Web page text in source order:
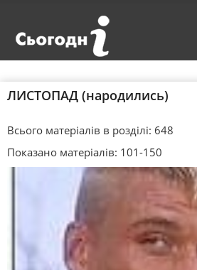
ЛИСТОПАД (народились)
Всього матеріалів в розділі: 648
Показано матеріалів: 101-150